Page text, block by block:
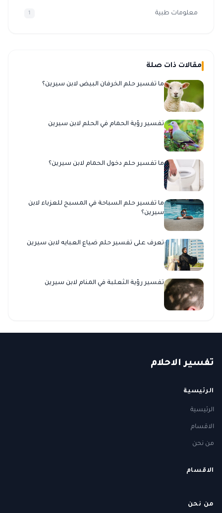
معلومات طبية 1
مقالات ذات صلة
ما تفسير حلم الخرفان البيض لابن سيرين؟
تفسير رؤية الحمام في الحلم لابن سيرين
ما تفسير حلم دخول الحمام لابن سيرين؟
ما تفسير حلم السباحة في المسبح للعزباء لابن
سيرين؟
تعرف على تفسير حلم ضياع العبايه لابن سيرين
تفسير رؤية الثعلبة في المنام لابن سيرين
تفسير الاحلام
الرئيسية
الرئيسية
الاقسام
من نحن
الاقسام
من نحن